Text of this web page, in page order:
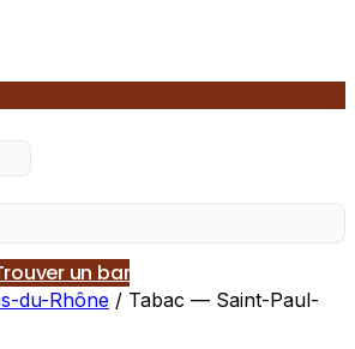
un bar
du-Rhône / Tabac — Saint-Paul-